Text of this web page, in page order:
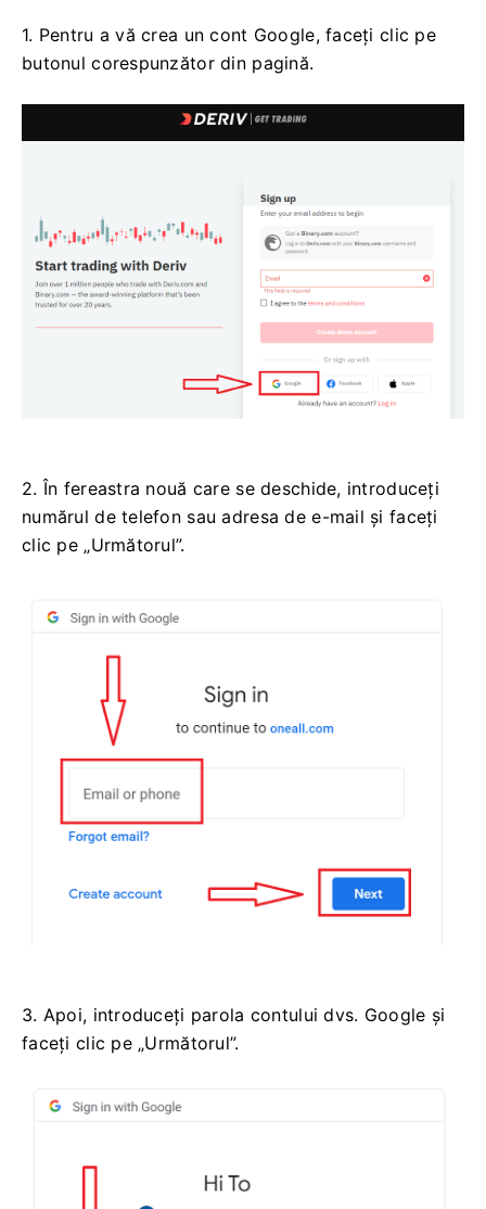
1. Pentru a vă crea un cont Google, faceți clic pe
butonul corespunzător din pagină.
2. În fereastra nouă care se deschide, introduceți
numărul de telefon sau adresa de e-mail și faceți
clic pe „Următorul”.
3. Apoi, introduceți parola contului dvs. Google și
faceți clic pe „Următorul”.